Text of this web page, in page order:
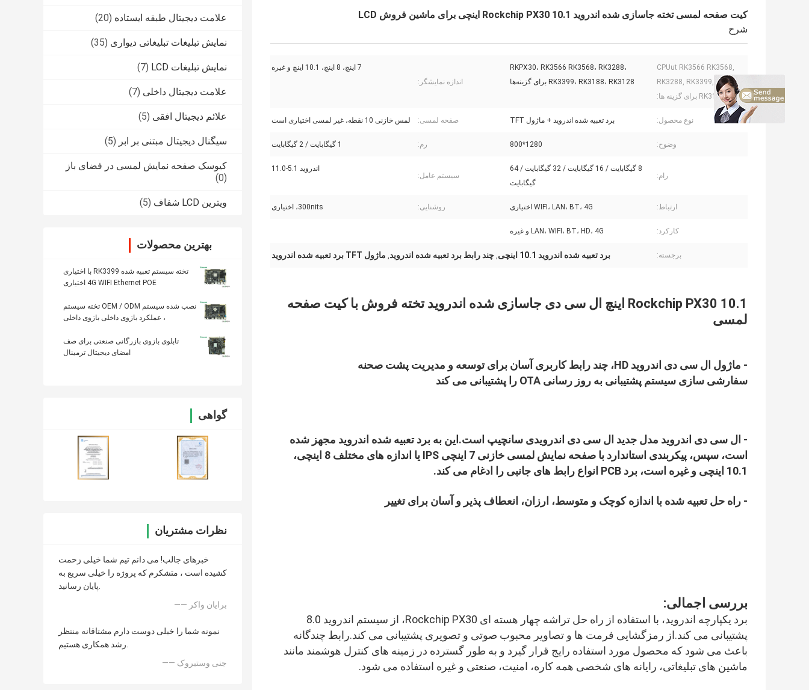
علامت دیجیتال طبقه ایستاده (20)
نمایش تبلیغات تبلیغاتی دیواری (35)
نمایش تبلیغات LCD (7)
علامت دیجیتال داخلی (7)
علائم دیجیتال افقی (5)
سیگنال دیجیتال مبتنی بر ابر (5)
کیوسک صفحه نمایش لمسی در فضای باز
(0)
ویترین LCD شفاف (5)
بهترین محصولات
تخته سیستم تعبیه شده RK3399 با اختیاری
4G WIFI Ethernet POE اختیاری
نصب شده سیستم OEM / ODM تخته سیستم
، عملکرد بازوی داخلی بازوی داخلی
تابلوی بازوی بازرگانی صنعتی برای صف
امضای دیجیتال ترمینال
گواهی
نظرات مشتریان
خبرهای جالب! می دانم تیم شما خیلی زحمت
کشیده است ، متشکرم که پروژه را خیلی سریع به
پایان رسانید.
—— برایان واکر
نمونه شما را خیلی دوست دارم مشتاقانه منتظر
رشد همکاری هستیم.
—— جنی وستبروک
کیت صفحه لمسی تخته جاسازی شده اندروید Rockchip PX30 10.1 اینچی برای ماشین فروش LCD
شرح
CPUut RK3566 RK3568,
RK3288, RK3399, RK3188,
RK3128 برای گزینه ها:
RKPX30، RK3566 RK3568، RK3288،
RK3399، RK3188، RK3128 برای گزینه‌ها
اندازه نمایشگر:
7 اینچ، 8 اینچ، 10.1 اینچ و غیره
نوع محصول: برد تعبیه شده اندروید + ماژول TFT صفحه لمسی: لمس خازنی 10 نقطه، غیر لمسی اختیاری است
وضوح: 1280*800 رم: 1 گیگابایت / 2 گیگابایت
رام:
8 گیگابایت / 16 گیگابایت / 32 گیگابایت / 64
گیگابایت
سیستم عامل:
اندروید 5.1-11.0
ارتباط: WIFI، LAN، BT، 4G اختیاری روشنایی: 300nits، اختیاری
کارکرد: LAN، WIFI، BT، HD، 4G و غیره
برجسته: برد تعبیه شده اندروید 10.1 اینچی , چند رابط برد تعبیه شده اندروید, ماژول TFT برد تعبیه شده اندروید
Rockchip PX30 10.1 اینچ ال سی دی جاسازی شده اندروید تخته فروش با کیت صفحه
لمسی
- ماژول ال سی دی اندروید HD، چند رابط کاربری آسان برای توسعه و مدیریت پشت صحنه
سفارشی سازی سیستم پشتیبانی به روز رسانی OTA را پشتیبانی می کند
10.1 اینچی و غیره است، برد PCB انواع رابط های جانبی را ادغام می کند.
- راه حل تعبیه شده با اندازه کوچک و متوسط، ارزان، انعطاف پذیر و آسان برای تغییر
بررسی اجمالی:
برد یکپارچه اندروید، با استفاده از راه حل تراشه چهار هسته ای Rockchip PX30، از سیستم اندروید 8.0
پشتیبانی می کند.از رمزگشایی فرمت ها و تصاویر محبوب صوتی و تصویری پشتیبانی می کند.رابط چندگانه
باعث می شود که محصول مورد استفاده رایج قرار گیرد و به طور گسترده در زمینه های کنترل هوشمند مانند
ماشین های تبلیغاتی، رایانه های شخصی همه کاره، امنیت، صنعتی و غیره استفاده می شود.